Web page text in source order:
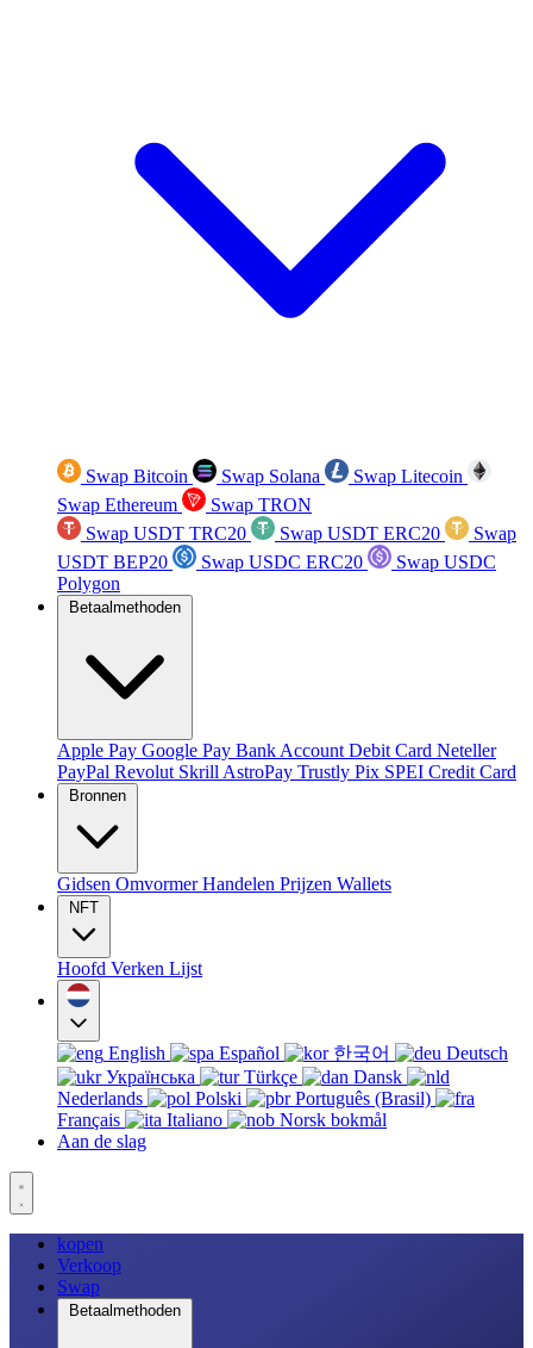
Swap Bitcoin Swap Solana
Swap Litecoin
Swap Ethereum
Swap TRON
Swap USDT TRC20
Swap USDT ERC20
Swap
USDT BEP20
Swap USDC ERC20
Swap USDC
Polygon
Betaalmethoden
Apple Pay Google Pay Bank Account Debit Card Neteller
PayPal Revolut Skrill AstroPay Trustly Pix SPEI Credit Card
Bronnen
Gidsen OmvormerHandelen Prijzen Wallets
NFT
Hoofd Verken Lijst
English Español 한국어
Deutsch
Українська
Türkçe
Dansk
Nederlands
Polski
Português (Brasil)
Français
Italiano
Norsk bokmål
Aan de slag
kopen
Verkoop
Swap
Betaalmethoden